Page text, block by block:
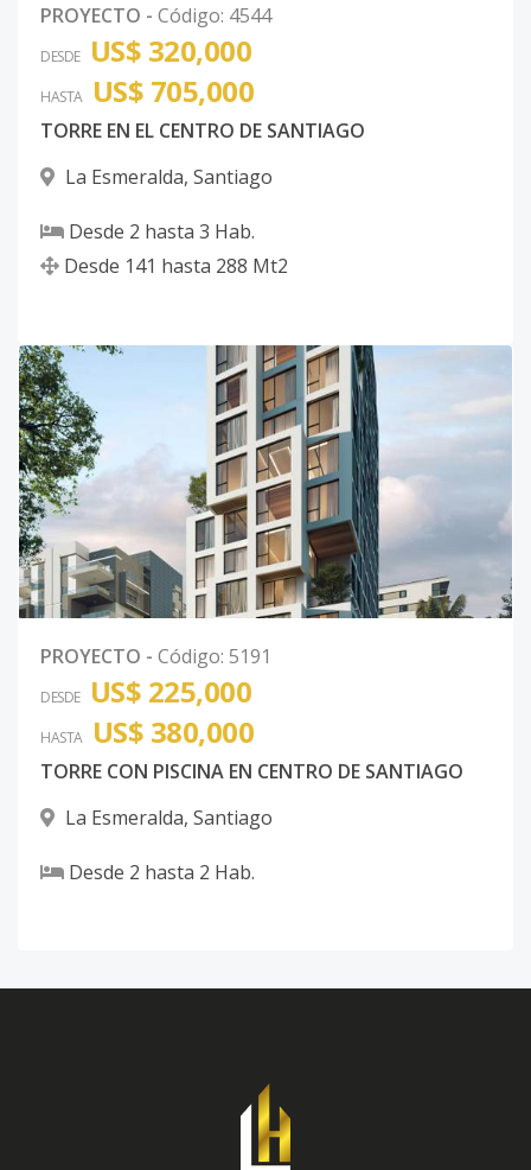
PROYECTO - Código: 4544
DESDE US$ 320,000
HASTA US$ 705,000
TORRE EN EL CENTRO DE SANTIAGO
La Esmeralda, Santiago
Desde 2 hasta 3 Hab.
Desde 141 hasta 288 Mt2
PROYECTO - Código: 5191
DESDE US$ 225,000
HASTA US$ 380,000
TORRE CON PISCINA EN CENTRO DE SANTIAGO
La Esmeralda, Santiago
Desde 2 hasta 2 Hab.